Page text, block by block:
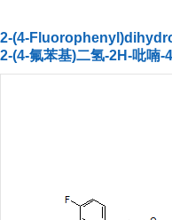
2-(4-
2-(4-氟苯基)二氢-2H-吡喃-